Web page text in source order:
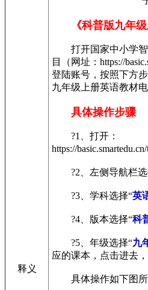
释义
《科普版九年
打开国家中小学智
目（网址：https://
登陆账号，按照下方
九年级上册英语教材电
具体操作步骤
?1、打开：
https://
?2、左侧导航栏选
?3、学科选择“英
?4、版本选择“科
?5、年级选择“九
应的课本，点击进去，
具体操作如下图所